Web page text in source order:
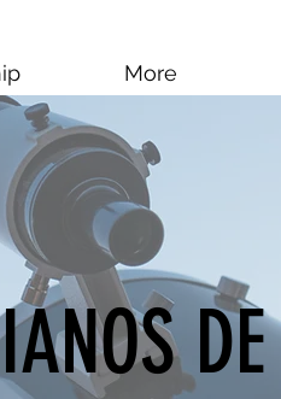
More
DE